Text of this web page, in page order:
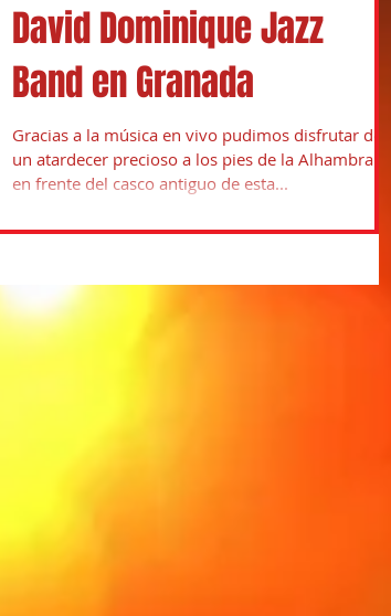
David Dominique Jazz
Band en Granada
Gracias a la música en vivo pudimos disfrutar de
un atardecer precioso a los pies de la Alhambra y
en frente del casco antiguo de esta...